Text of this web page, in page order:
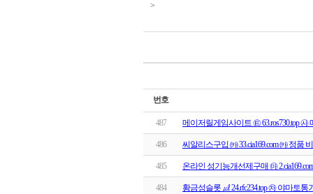
>
번호
487 메이저릴게임사이트 ㉫ 63.ros730.top
486 씨알리스구입 ㈘ 33.cia169.com ㈘ 정품
485 온라인 성기능개선제구매 ㉲
484 황금성슬롯 ㎕ 24.rfc234.top ㉷ 야마토통